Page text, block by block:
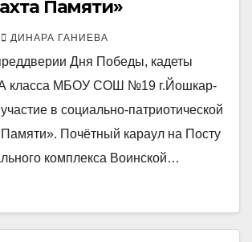
Памяти»
ДИНАРА ГАНИЕВА
Дня Победы, кадеты
класса МБОУ СОШ №19 г.Йошкар-
в социально-патриотической
Почётный караул на Посту
комплекса Воинской…